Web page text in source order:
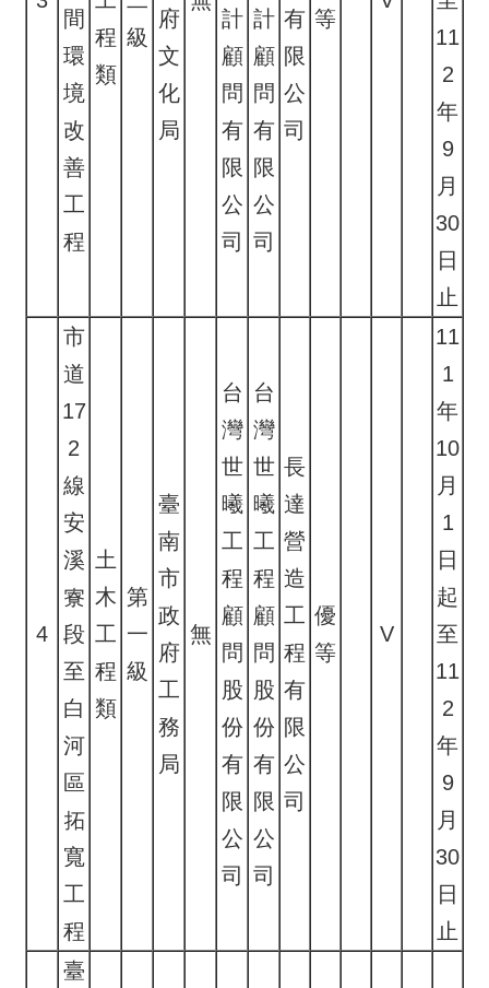
間
環
境
改
善
工
程
程
類
級
府
文
化
局
計
顧
問
有
限
公
司
計
顧
問
有
限
公
司
有
限
公
司
等
11
2
年
9
月
30
日
止
4
市
道
17
2
線
安
溪
寮
段
至
白
河
區
拓
寬
工
程
土
木
工
程
類
第
一
級
臺
南
市
政
府
工
務
局
無
台
灣
世
曦
工
程
顧
問
股
份
有
限
公
司
台
灣
世
曦
工
程
顧
問
股
份
有
限
公
司
長
達
營
造
工
程
有
限
公
司
優
等
V
11
1
年
10
月
1
日
起
至
11
2
年
9
月
30
日
止
臺